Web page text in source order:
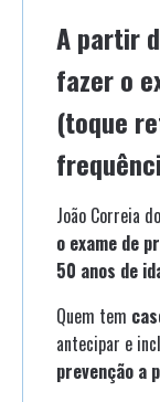
A partir
fazer o
(toque
João Correia
o exame de
50 anos de
Quem tem
antecipar e
prevenção a